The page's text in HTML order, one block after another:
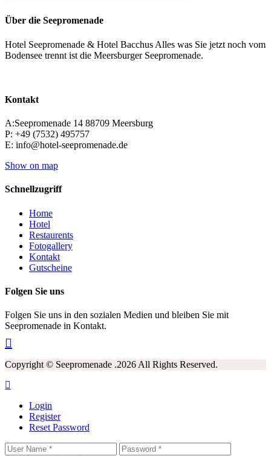
Über die Seepromenade
Hotel Seepromenade & Hotel Bacchus Alles was Sie jetzt noch vom
Bodensee trennt ist die Meersburger Seepromenade.
Kontakt
A:Seepromenade 14 88709 Meersburg
P: +49 (7532) 495757
E: info@hotel-seepromenade.de
Show on map
Schnellzugriff
Home
Hotel
Restaurents
Fotogallery
Kontakt
Gutscheine
Folgen Sie uns
Folgen Sie uns in den sozialen Medien und bleiben Sie mit
Seepromenade in Kontakt.
Copyright © Seepromenade .2026 All Rights Reserved.
Login
Register
Reset Password